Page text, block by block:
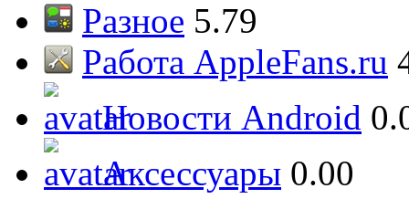
Разное 5.79
Работа AppleFans.ru
Новости Android
Аксессуары 0.00